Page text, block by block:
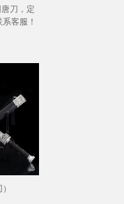
刀，定
客服！